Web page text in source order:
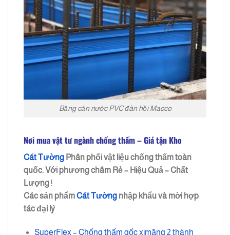
Băng cản nước PVC đàn hồi Macco
Nơi mua vật tư ngành chống thấm – Giá tận Kho
Cát Tường Phân phối vật liệu chống thấm toàn
quốc. Với phương châm Rẻ – Hiệu Quả – Chất
Lượng !
Các sản phẩmCát Tường nhập khẩu và mời hợp
tác đại lý
SuperFlex – Chống thấm gốc ximăng 2 thành